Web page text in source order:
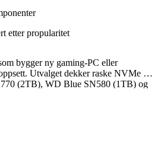
etter propularitet
bygger ny gaming-PC eller
Utvalget dekker raske NVMe M.2
(2TB), WD Blue SN580 (1TB) og
lastetider og mer plass til spill. På